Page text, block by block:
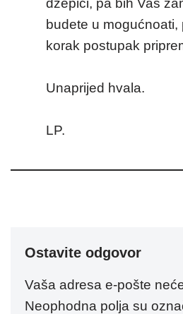
džepići, pa bih Vas
budete u
korak postupak
Unaprijed hvala.
LP.
Ostavite odgovor
Vaša adresa e-pošte
Neophodna polja su